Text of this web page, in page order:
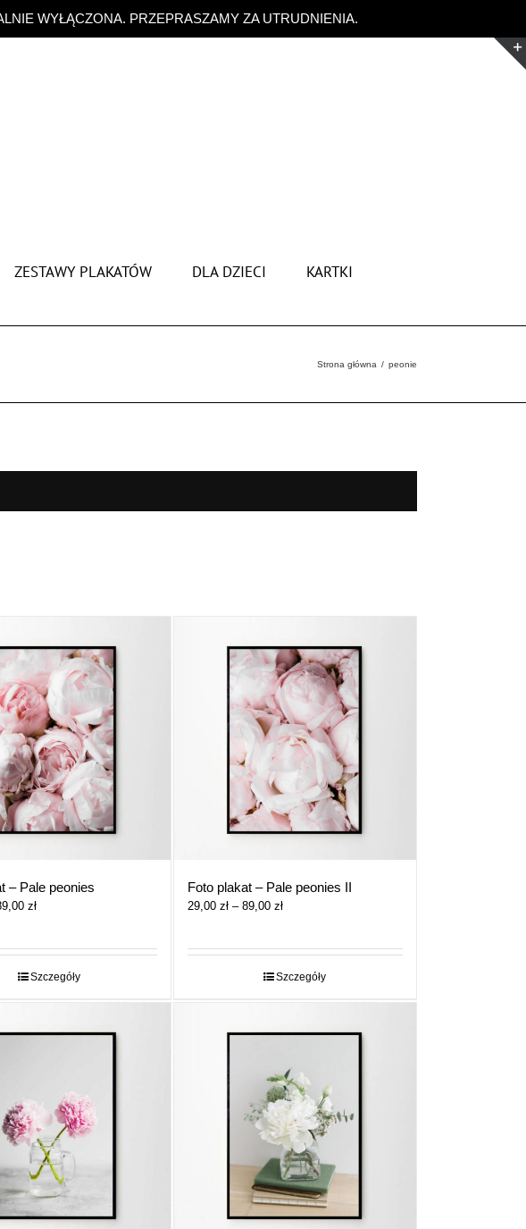
WYŁĄCZONA. PRZEPRASZAMY ZA UTRUDNIENIA.
ZESTAWY PLAKATÓW DLA DZIECI KARTKI
Strona główna peonie
– Pale peonies
złZakres
29,00 zł
do
Szczegóły
Foto plakat – Pale peonies II
29,00 zł – 89,00 złZakres
29,00 zł
do
Szczegóły